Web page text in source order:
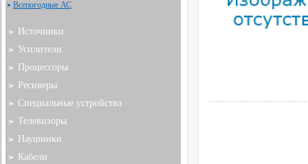
Всепогодные АС
Источники
Усилители
Процессоры
Ресиверы
Специальные устройства
Телевизоры
Наушники
Кабели